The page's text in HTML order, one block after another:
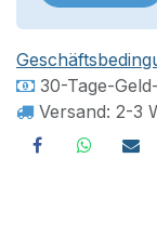
30-Tage-
Versand: 2-3